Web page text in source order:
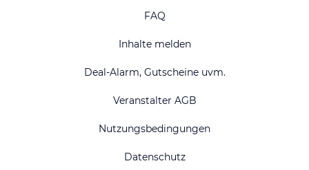
FAQ
Inhalte melden
Deal-Alarm, Gutscheine uvm.
Veranstalter AGB
Nutzungsbedingungen
Datenschutz